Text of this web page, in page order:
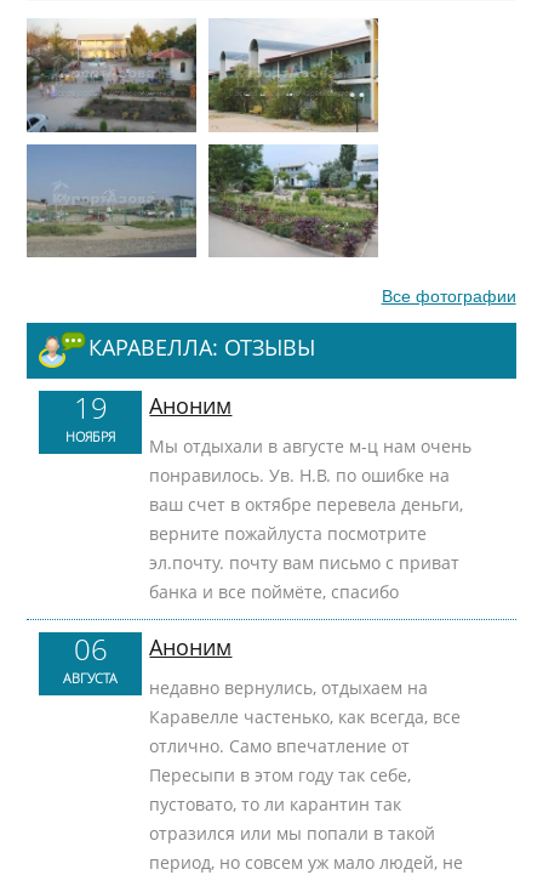
Все фотографии
КАРАВЕЛЛА: ОТЗЫВЫ
19
НОЯБРЯ
Аноним
Мы отдыхали в августе м-ц нам очень
понравилось. Ув. Н.В. по ошибке на
ваш счет в октябре перевела деньги,
верните пожайлуста посмотрите
эл.почту. почту вам письмо с приват
банка и все поймёте, спасибо
06
АВГУСТА
Аноним
недавно вернулись, отдыхаем на
Каравелле частенько, как всегда, все
отлично. Само впечатление от
Пересыпи в этом году так себе,
пустовато, то ли карантин так
отразился или мы попали в такой
период, но совсем уж мало людей, не